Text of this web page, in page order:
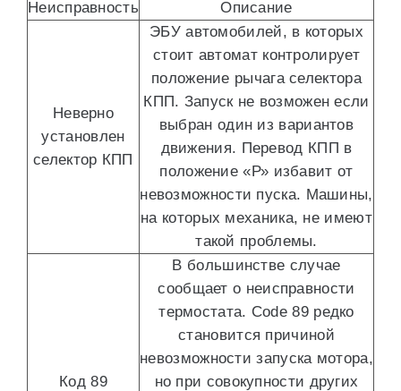
Неисправность Описание
Неверно
установлен
селектор КПП
ЭБУ автомобилей, в которых
стоит автомат контролирует
положение рычага селектора
КПП. Запуск не возможен если
выбран один из вариантов
движения. Перевод КПП в
положение «Р» избавит от
невозможности пуска. Машины,
на которых механика, не имеют
такой проблемы.
Код 89
В большинстве случае
сообщает о неисправности
термостата. Code 89 редко
становится причиной
невозможности запуска мотора,
но при совокупности других